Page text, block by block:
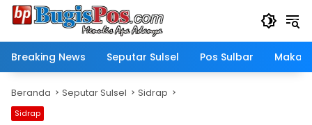
Langsung
Breaking News
Seputar Sulsel Pos Sulbar
Beranda Seputar Sulsel Sidrap
Sidrap